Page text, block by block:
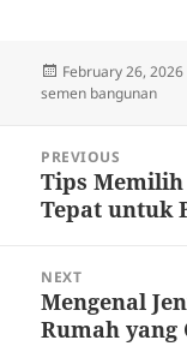
Posted
on
February 26, 2026
semen bangunan
navigation
PREVIOUS
Previous
post:
Tips Memilih
Tepat untuk
NEXT
Next
post:
Mengenal
Rumah yang